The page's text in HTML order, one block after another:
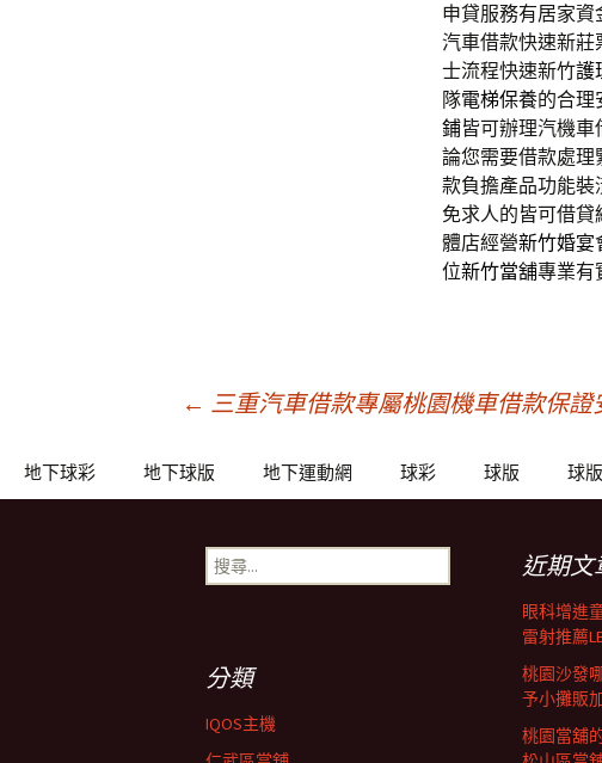
申貸服務有居家
汽車借款快速新莊
士流程快速新竹護
隊電梯保養的合理
鋪皆可辦理汽機
論您需要借款處
款負擔產品功能
免求人的皆可借貸
體店經營新竹婚宴
位新竹當舖專業有
章
← 三重汽車借款專屬桃園機車借款保
地下球彩 地下球版 地下運動網 球彩 球版 球
搜
尋
近期文
眼科增進
雷射推薦
桃園沙發
予小攤販
桃園當舖
分類
IQOS主機